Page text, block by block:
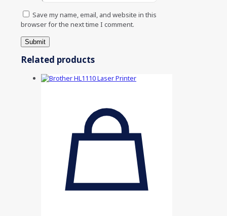
Save my name, email, and website in this
browser for the next time I comment.
Related products